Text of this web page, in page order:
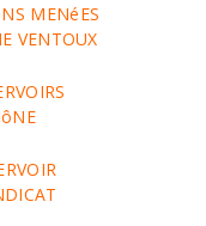
MENéES
VENTOUX